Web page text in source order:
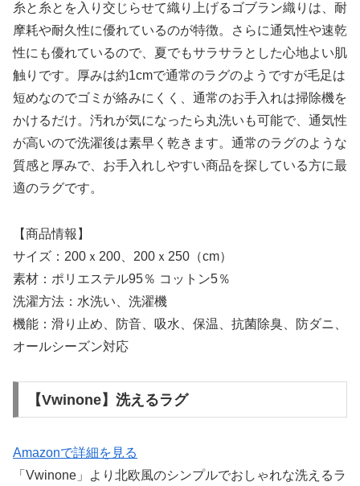
糸と糸とを入り交じらせて織り上げるゴブラン織りは、耐
摩耗や耐久性に優れているのが特徴。さらに通気性や速乾
性にも優れているので、夏でもサラサラとした心地よい肌
触りです。厚みは約1cmで通常のラグのようですが毛足は
短めなのでゴミが絡みにくく、通常のお手入れは掃除機を
かけるだけ。汚れが気になったら丸洗いも可能で、通気性
が高いので洗濯後は素早く乾きます。通常のラグのような
質感と厚みで、お手入れしやすい商品を探している方に最
適のラグです。
【商品情報】
サイズ：200ｘ200、200ｘ250（cm）
素材：ポリエステル95％ コットン5％
洗濯方法：水洗い、洗濯機
機能：滑り止め、防音、吸水、保温、抗菌除臭、防ダニ、
オールシーズン対応
【Vwinone】洗えるラグ
Amazonで詳細を見る
「Vwinone」より北欧風のシンプルでおしゃれな洗えるラ